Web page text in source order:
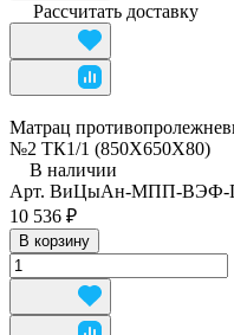
Рассчитать доставку
Матрац
№2 ТК1/1 (850Х650Х80)
В наличии
Арт. ВиЦыАн-МПП-ВЭФ-
10 536 ₽
В корзину